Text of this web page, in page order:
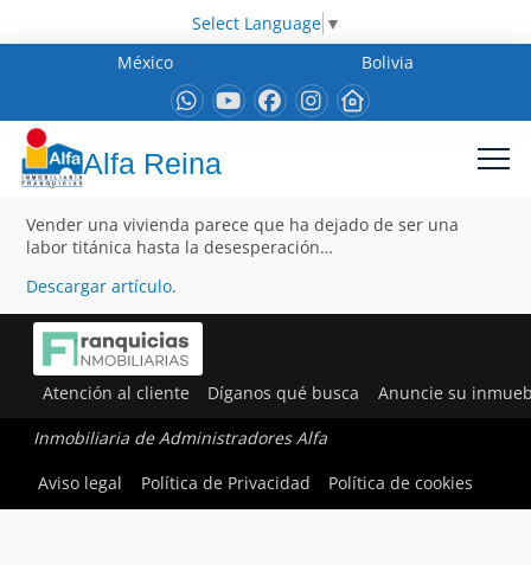
Select Language ▼
México
Bolivia
Alfa Reina
Vender una vivienda parece que ha dejado de ser una
labor titánica hasta la desesperación…
Descargar artículo.
Atención al cliente Díganos qué busca Anuncie su
Inmobiliaria de Administradores Alfa
Aviso legal
Política de Privacidad Política de cookies